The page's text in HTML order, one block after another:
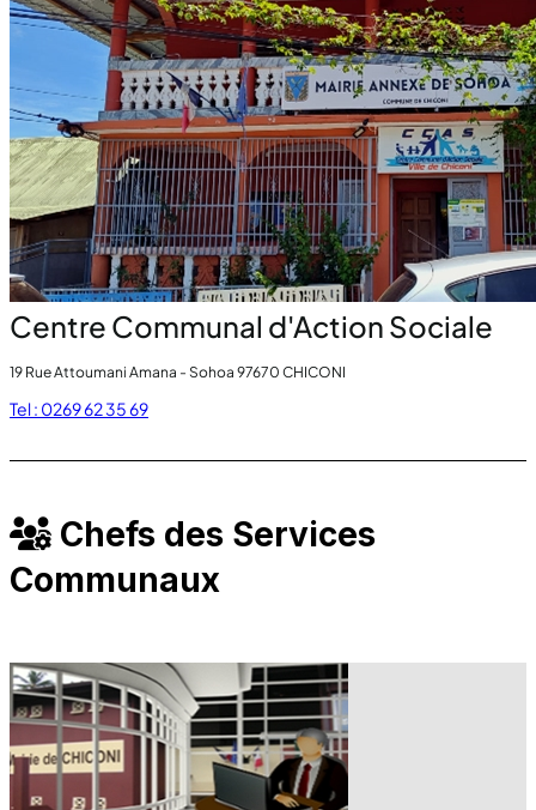
Centre Communal d'Action Sociale
19 Rue Attoumani Amana - Sohoa 97670 CHICONI
Tel : 0269 62 35 69
Chefs des Services
Communaux